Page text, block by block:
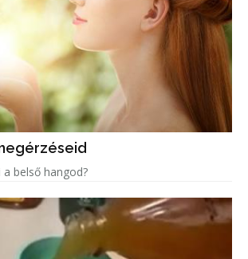
belső hangod?